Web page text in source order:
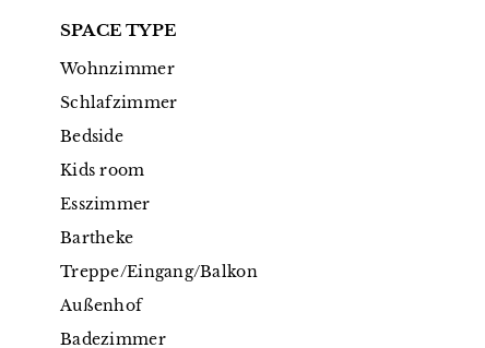
SPACE TYPE
Wohnzimmer
Schlafzimmer
Bedside
Kids room
Esszimmer
Bartheke
Treppe/Eingang/Balkon
Außenhof
Badezimmer